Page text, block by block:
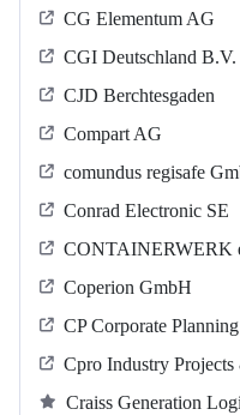
CG Elementum AG
CGI Deutschland
CJD Berchtesgaden
Compart AG
comundus regisafe
Conrad Electronic SE
CONTAINERWERK
Coperion GmbH
CP Corporate
Cpro Industry
Craiss Generation